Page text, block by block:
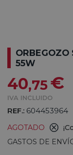
ORBEGOZO
55W
40,75€
IVA INCLUIDO
REF.: 604453964
AGOTADO
GASTOS DE